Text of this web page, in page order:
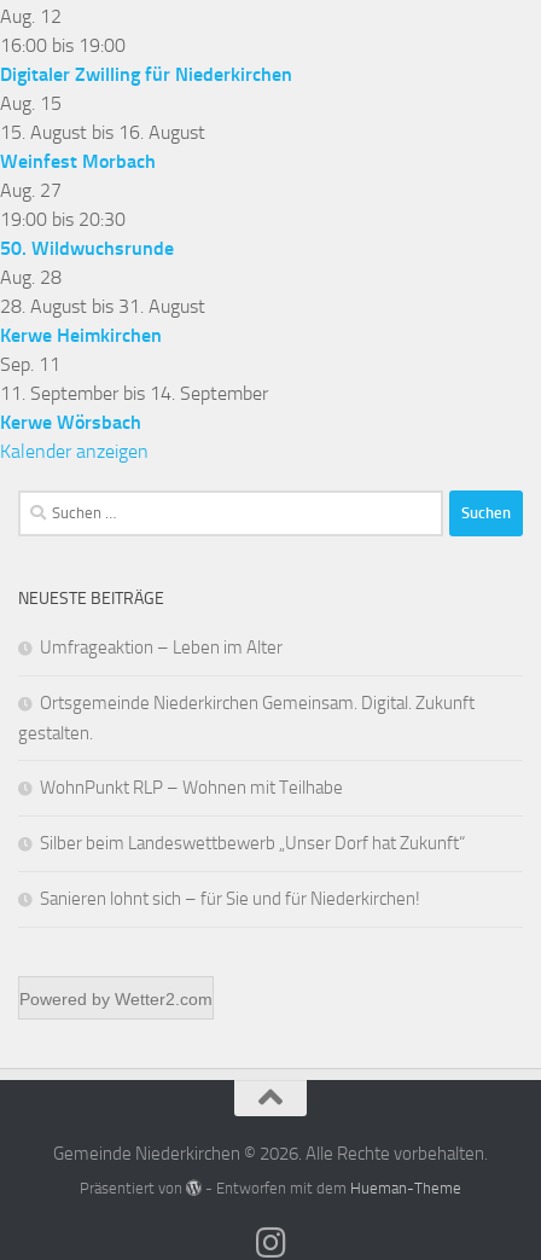
Aug. 12
16:00 bis 19:00
Digitaler Zwilling für Niederkirchen
Aug. 15
15. August bis 16. August
Weinfest Morbach
Aug. 27
19:00 bis 20:30
50. Wildwuchsrunde
Aug. 28
28. August bis 31. August
Kerwe Heimkirchen
Sep. 11
11. September bis 14. September
Kerwe Wörsbach
Kalender anzeigen
Suchen
nach:
NEUESTE BEITRÄGE
Umfrageaktion – Leben im Alter
Ortsgemeinde Niederkirchen Gemeinsam. Digital. Zukunft
gestalten.
WohnPunkt RLP – Wohnen mit Teilhabe
Silber beim Landeswettbewerb „Unser Dorf hat Zukunft“
Sanieren lohnt sich – für Sie und für Niederkirchen!
Powered by Wetter2.com
Gemeinde Niederkirchen © 2026. Alle Rechte vorbehalten.
Präsentiert von - Entworfen mit dem Hueman-Theme